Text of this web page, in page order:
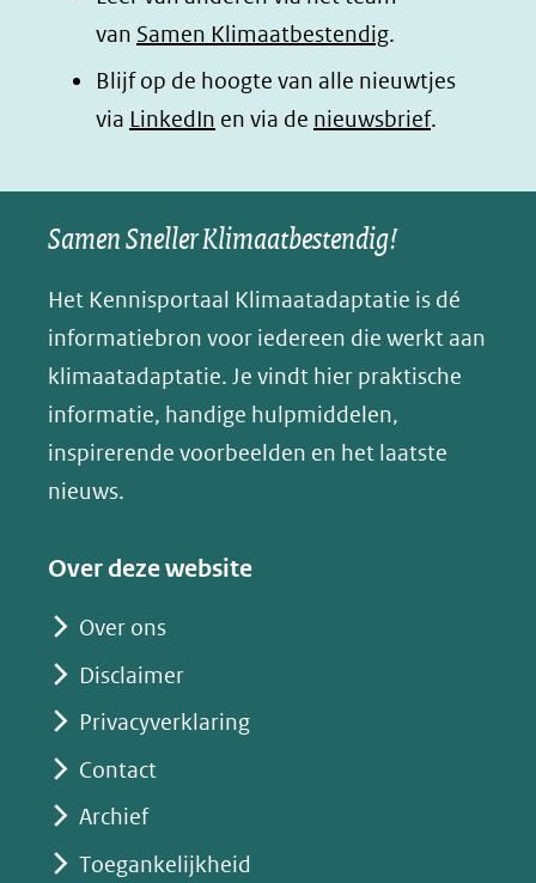
van Samen Klimaatbestendig.
Blijf op de hoogte van alle nieuwtjes
via LinkedIn (opent
nieuw
venster)
naar
een
andere
website)
en via de nieuwsbrief.
Samen Sneller Klimaatbestendig!
Het Kennisportaal Klimaatadaptatie is dé
informatiebron voor iedereen die werkt aan
klimaatadaptatie. Je vindt hier praktische
informatie, handige hulpmiddelen,
inspirerende voorbeelden en het laatste
nieuws.
Over deze website
Over ons
Disclaimer
Privacyverklaring
Contact
Archief
Toegankelijkheid